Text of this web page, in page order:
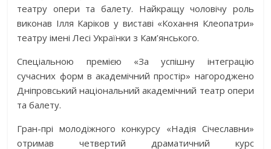
театру опери та балету. Найкращу чоловічу роль
виконав Ілля Каріков у виставі «Кохання Клеопатри»
театру імені Лесі Українки з Кам’янського.
Спеціальною премією «За успішну інтеграцію
сучасних форм в академічний простір» нагороджено
Дніпровський національний академічний театр опери
та балету.
Гран-прі молодіжного конкурсу «Надія Січеславни»
отримав четвертий драматичний курс